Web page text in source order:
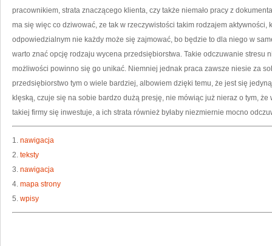
pracownikiem, strata znaczącego klienta, czy także niemało pracy z
ma się więc co dziwować, ze tak w rzeczywistości takim rodzajem aktywności,
odpowiedzialnym nie każdy może się zajmować, bo będzie to dla niego w
warto znać opcję rodzaju wycena przedsiębiorstwa. Takie odczuwanie stresu
możliwości powinno się go unikać. Niemniej jednak praca zawsze niesie za
przedsiębiorstwo tym o wiele bardziej, albowiem dzięki temu, że jest się
klęską, czuje się na sobie bardzo dużą presję, nie mówiąc już nieraz o tym,
takiej firmy się inwestuje, a ich strata również byłaby niezmiernie mocno
1. nawigacja
2. teksty
3. nawigacja
4. mapa strony
5. wpisy